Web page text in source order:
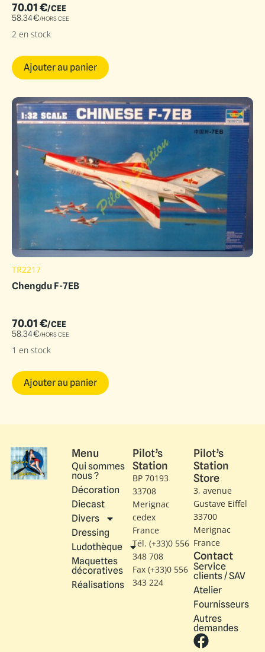
70.01€/CEE
58.34€/HORS CEE
2 en stock
Ajouter au panier
TR2217
Chengdu F-7EB
70.01€/CEE
58.34€/HORS CEE
1 en stock
Ajouter au panier
Menu
Qui sommes
nous ?
Décoration
Diecast
Divers
Dressing
Ludothèque
Maquettes
décoratives
Réalisations
Pilot’s
Station
BP 70193
33708
Merignac
cedex
France
Tél. (+33)0 556
348 708
Fax (+33)0 556
343 224
Pilot’s
Station
Store
3, avenue
Gustave Eiffel​
33700
Merignac
France
Contact
Service
clients / SAV
Atelier
Fournisseurs
Autres
demandes